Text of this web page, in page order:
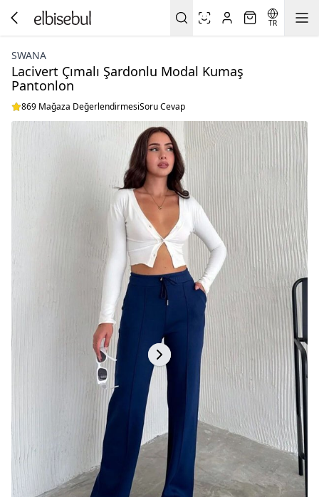
TR
SWANA
Lacivert Çımalı Şardonlu Modal Kumaş
Pantonlon
869 Mağaza DeğerlendirmesiSoru Cevap